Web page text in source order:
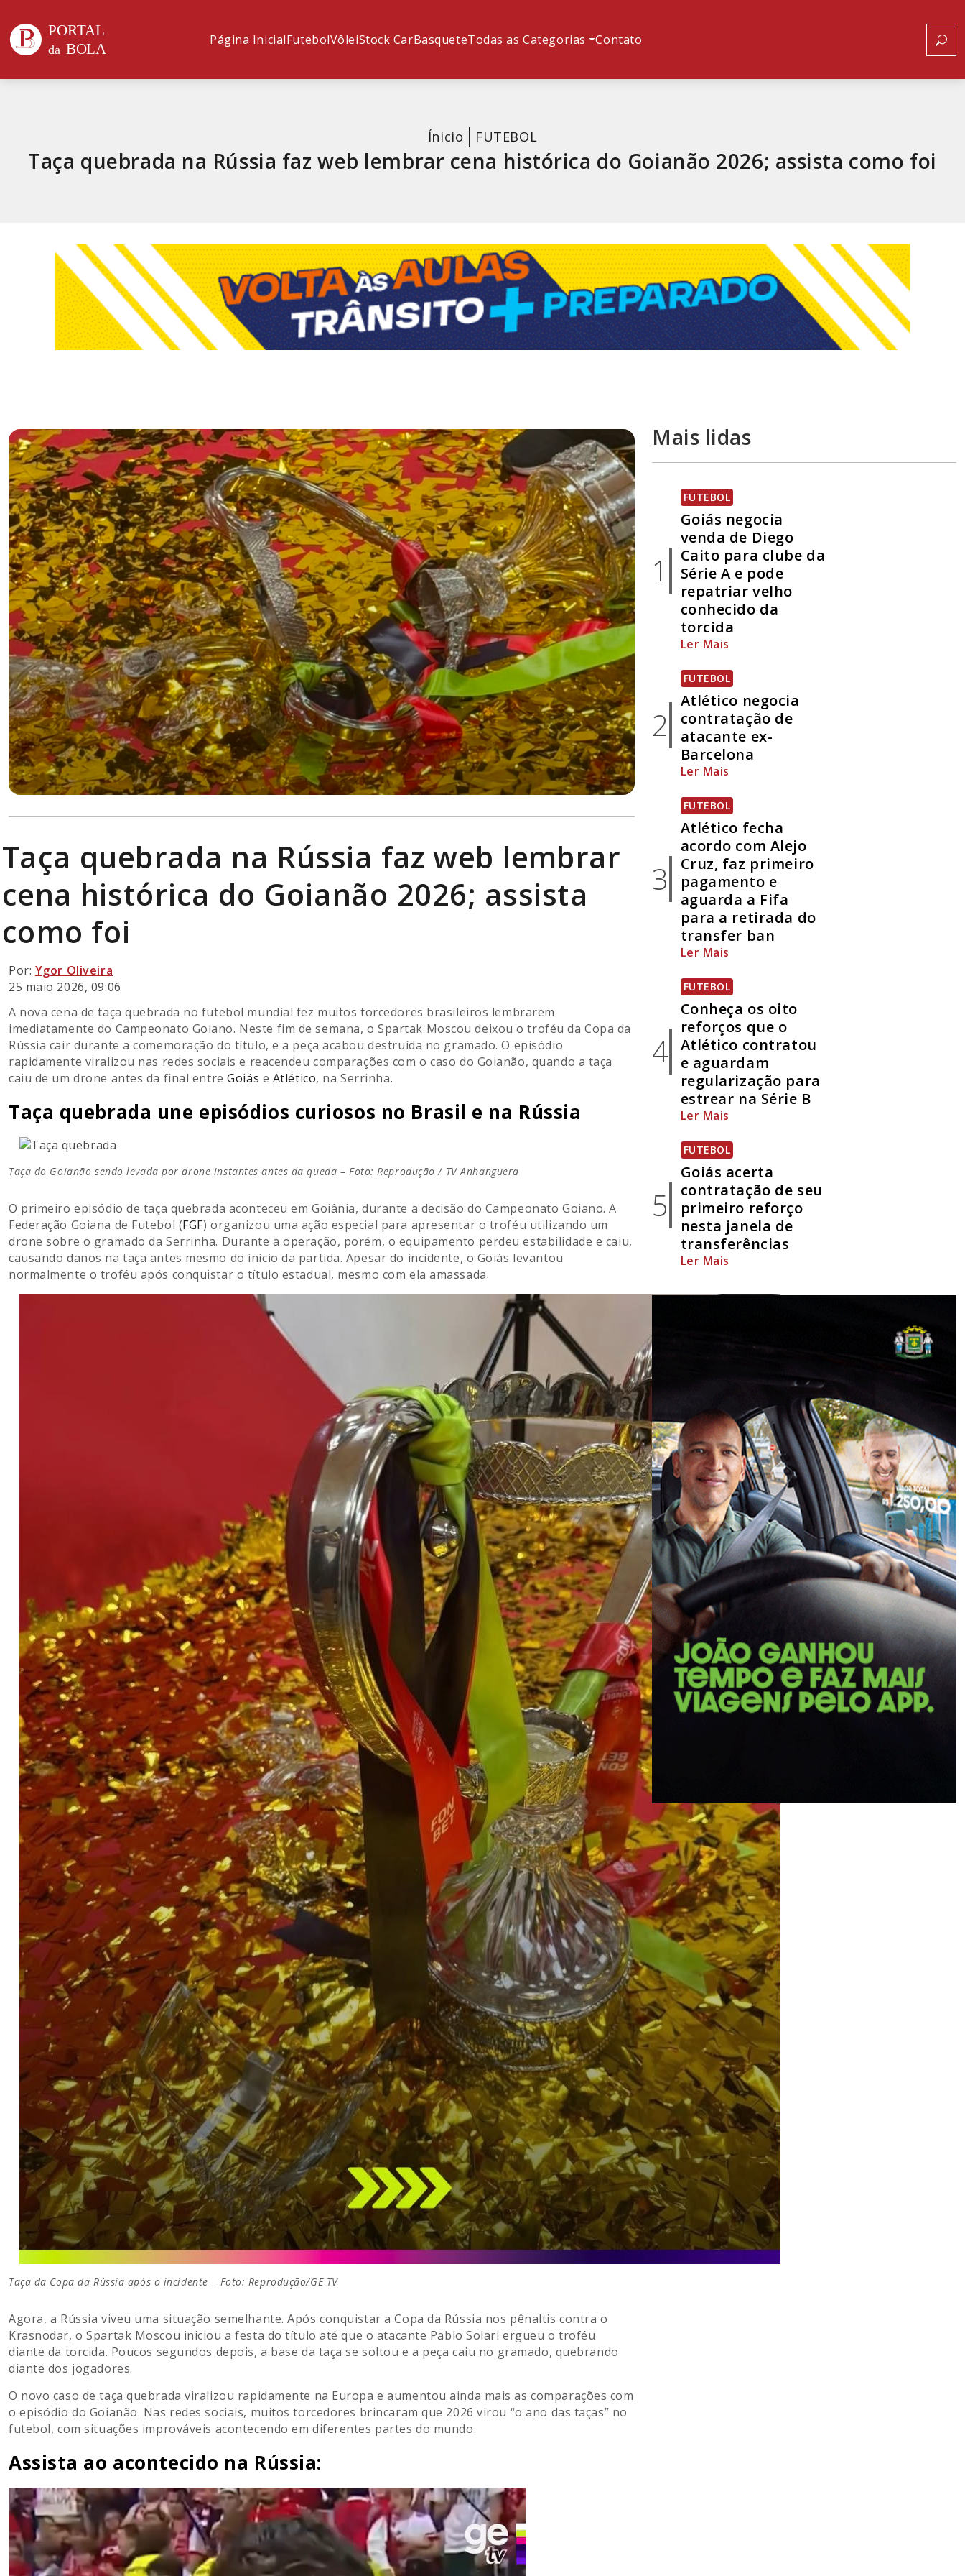
Página InicialFutebolVôleiStock CarBasqueteTodas as Categorias Contato
Ínicio FUTEBOL
Taça quebrada na Rússia faz web lembrar cena histórica do Goianão 2026; assista como foi
Taça quebrada na Rússia faz web lembrar
cena histórica do Goianão 2026; assista
como foi
Por: Ygor Oliveira
25 maio 2026, 09:06
A nova cena de taça quebrada no futebol mundial fez muitos torcedores brasileiros lembrarem
imediatamente do Campeonato Goiano. Neste fim de semana, o Spartak Moscou deixou o troféu da Copa da
Rússia cair durante a comemoração do título, e a peça acabou destruída no gramado. O episódio
rapidamente viralizou nas redes sociais e reacendeu comparações com o caso do Goianão, quando a taça
caiu de um drone antes da final entreGoiás e Atlético, na Serrinha.
Taça quebrada une episódios curiosos no Brasil e na Rússia
Taça do Goianão sendo levada por drone instantes antes da queda – Foto: Reprodução / TV Anhanguera
O primeiro episódio de taça quebrada aconteceu em Goiânia, durante a decisão do Campeonato Goiano. A
Federação Goiana de Futebol (FGF) organizou uma ação especial para apresentar o troféu utilizando um
drone sobre o gramado da Serrinha. Durante a operação, porém, o equipamento perdeu estabilidade e caiu,
causando danos na taça antes mesmo do início da partida. Apesar do incidente, o Goiás levantou
normalmente o troféu após conquistar o título estadual, mesmo com ela amassada.
Taça da Copa da Rússia após o incidente – Foto: Reprodução/GE TV
Agora, a Rússia viveu uma situação semelhante. Após conquistar a Copa da Rússia nos pênaltis contra o
Krasnodar, o Spartak Moscou iniciou a festa do título até que o atacante Pablo Solari ergueu o troféu
diante da torcida. Poucos segundos depois, a base da taça se soltou e a peça caiu no gramado, quebrando
diante dos jogadores.
O novo caso de taça quebrada viralizou rapidamente na Europa e aumentou ainda mais as comparações com
o episódio do Goianão. Nas redes sociais, muitos torcedores brincaram que 2026 virou “o ano das taças” no
futebol, com situações improváveis acontecendo em diferentes partes do mundo.
Assista ao acontecido na Rússia:
Tocador
de
vídeo
Mais lidas
1
FUTEBOL
Goiás negocia
venda de Diego
Caito para clube da
Série A e pode
repatriar velho
conhecido da
torcida
Ler Mais
2
FUTEBOL
Atlético negocia
contratação de
atacante ex-
Barcelona
Ler Mais
3
FUTEBOL
Atlético fecha
acordo com Alejo
Cruz, faz primeiro
pagamento e
aguarda a Fifa
para a retirada do
transfer ban
Ler Mais
4
FUTEBOL
Conheça os oito
reforços que o
Atlético contratou
e aguardam
regularização para
estrear na Série B
Ler Mais
5
FUTEBOL
Goiás acerta
contratação de seu
primeiro reforço
nesta janela de
transferências
Ler Mais